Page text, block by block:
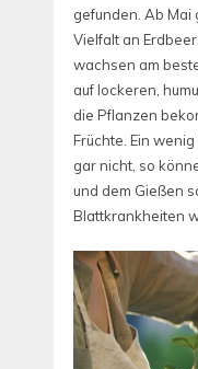
gefunden. Ab Mai
Vielfalt an
wachsen am
auf lockeren,
die Pflanzen
Früchte. Ein
gar nicht, so
und dem Gießen
Blattkrankheiten